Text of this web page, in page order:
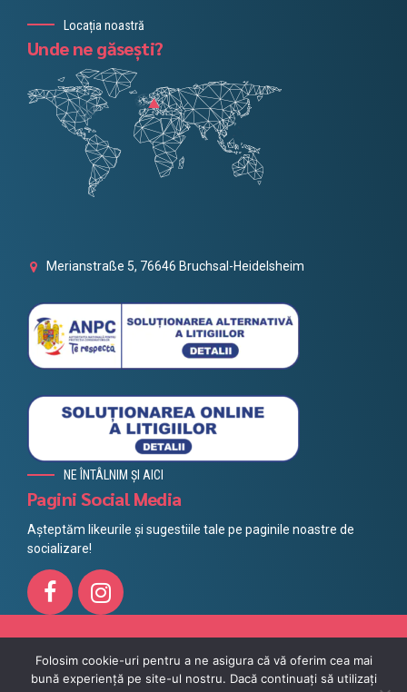
Locația noastră
Unde ne găsești?
Merianstraße 5, 76646 Bruchsal-Heidelsheim
NE ÎNTÂLNIM ȘI AICI
Pagini Social Media
Așteptăm likeurile și sugestiile tale pe paginile noastre de
socializare!
Toate drepturile rezervate @ Litera 2021, Powered byAzuvo
Protecția datelor
Folosim cookie-uri pentru a ne asigura că vă oferim cea mai
bună experiență pe site-ul nostru. Dacă continuați să utilizați